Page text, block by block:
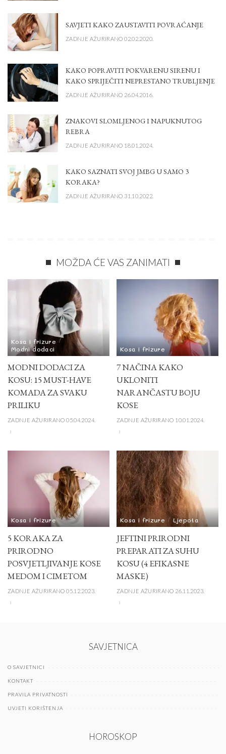
SAVJETI KAKO ZAUSTAVITI POVRAĆANJE
ZADNJE AŽURIRANO 02.02.2020.
KAKO POPRAVITI POKVARENU SIRENU I
KAKO SPRIJEČITI NEPRESTANO TRUBLJENJE
ZADNJE AŽURIRANO 26.04.2016.
ZNAKOVI SLOMLJENOG I NAPUKNUTOG
REBRA
ZADNJE AŽURIRANO 18.01.2024.
KAKO SAZNATI SVOJ JMBG U SAMO 3
KORAKA?
ZADNJE AŽURIRANO 31.10.2022.
MOŽDA ĆE VAS ZANIMATI
Kosa i frizure
Modni dodaci
MODNI DODACI ZA
KOSU: 15 MUST-HAVE
KOMADA ZA SVAKU
PRILIKU
ZADNJE AŽURIRANO 05.04.2024.
Kosa i frizure
7 NAČINA KAKO
UKLONITI
NARANČASTU BOJU
KOSE
ZADNJE AŽURIRANO 10.01.2024.
Kosa i frizure
5 KORAKA ZA
PRIRODNO
POSVJETLJIVANJE KOSE
MEDOM I CIMETOM
ZADNJE AŽURIRANO 05.12.2023.
Kosa i frizure Ljepota
JEFTINI PRIRODNI
PREPARATI ZA SUHU
KOSU (4 EFIKASNE
MASKE)
ZADNJE AŽURIRANO 26.11.2023.
SAVJETNICA
O SAVJETNICI
KONTAKT
PRAVILA PRIVATNOSTI
UVJETI KORIŠTENJA
HOROSKOP